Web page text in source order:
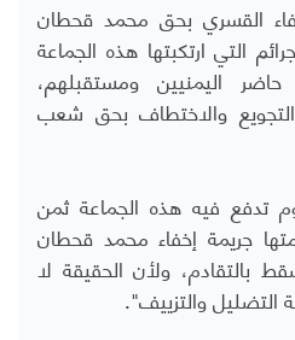
القسري بحق محمد قحطان
التي ارتكبتها هذه الجماعة
اليمنيين ومستقبلهم،
والاختطاف بحق شعب
تدفع فيه هذه الجماعة ثمن
جريمة إخفاء محمد قحطان
بالتقادم، ولأن الحقيقة لا
التضليل والتزييف".